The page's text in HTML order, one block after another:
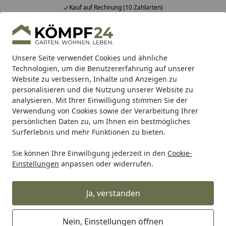
Unsere Seite verwendet Cookies und ähnliche
Technologien, um die Benutzererfahrung auf unserer
Website zu verbessern, Inhalte und Anzeigen zu
personalisieren und die Nutzung unserer Website zu
analysieren. Mit Ihrer Einwilligung stimmen Sie der
Verwendung von Cookies sowie der Verarbeitung Ihrer
persönlichen Daten zu, um Ihnen ein bestmögliches
Surferlebnis und mehr Funktionen zu bieten.
Sie können Ihre Einwilligung jederzeit in den Cookie-
Einstellungen anpassen oder widerrufen.
Ja, verstanden
Nein, Einstellungen öffnen
Kauf auf Rechnung (10 Zahlarten)
Alle Produkte
Mein Konto
Suchen
Startseite
Teich Teichpumpe Bachlaufpumpen &
Oase Teichpumpe AquaMax Eco
Premium 5000